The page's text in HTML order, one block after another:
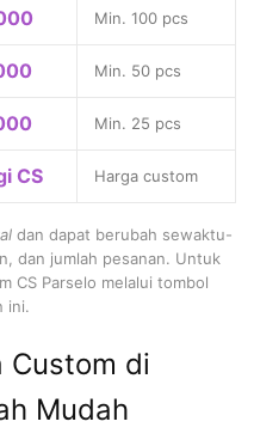
Min. 100 pcs
Min. 50 pcs
Min. 25 pcs
CS Harga custom
dan dapat berubah sewaktu-
dan jumlah pesanan. Untuk
CS Parselo melalui tombol
ini.
Custom di
Mudah